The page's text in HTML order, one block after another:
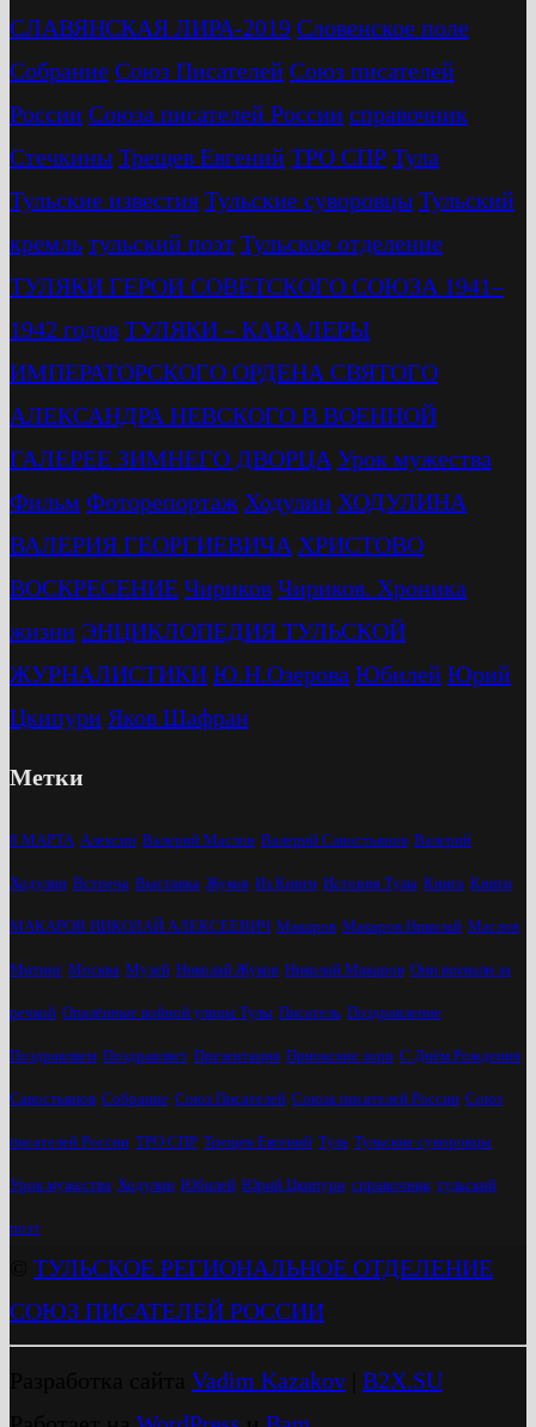
СЛАВЯНСКАЯ ЛИРА-2019 Словенское поле
Собрание Союз Писателей Союз писателей
России Союза писателей России справочник
Стечкины Трещев Евгений ТРО СПР Тула
Тульские известия Тульские суворовцы Тульский
кремль тульский поэт Тульское отделение
ТУЛЯКИ ГЕРОИ СОВЕТСКОГО СОЮЗА 1941–
1942 годов ТУЛЯКИ – КАВАЛЕРЫ
ИМПЕРАТОРСКОГО ОРДЕНА СВЯТОГО
АЛЕКСАНДРА НЕВСКОГО В ВОЕННОЙ
ГАЛЕРЕЕ ЗИМНЕГО ДВОРЦА Урок мужества
Фильм Фоторепортаж Ходулин ХОДУЛИНА
ВАЛЕРИЯ ГЕОРГИЕВИЧА ХРИСТОВО
ВОСКРЕСЕНИЕ Чириков Чириков. Хроника
жизни ЭНЦИКЛОПЕДИЯ ТУЛЬСКОЙ
ЖУРНАЛИСТИКИ Ю.Н.Озерова Юбилей Юрий
Цкипури Яков Шафран
Метки
8 МАРТА Алексин Валерий Маслов Валерий Савостьянов Валерий
Ходулин Встреча Выставка Жуков Из Книги История Тулы Книга Книги
МАКАРОВ НИКОЛАЙ АЛЕКСЕЕВИЧ Макаров Макаров Николай Маслов
Митинг Москва Музей Николай Жуков Николай Макаров Они воевали за
речкой Опалённые войной улицы Тулы Писатель Поздравление
Поздравляем Поздравляет Презентация Приокские зори С Днём Рождения
Савостьянов Собрание Союз Писателей Союза писателей России Союз
писателей России ТРО СПР Трещев Евгений Тула Тульские суворовцы
Урок мужества Ходулин Юбилей Юрий Цкипури справочник тульский
поэт
ТУЛЬСКОЕ РЕГИОНАЛЬНОЕ ОТДЕЛЕНИЕ
СОЮЗ ПИСАТЕЛЕЙ РОССИИ
Vadim Kazakov
B2X.SU